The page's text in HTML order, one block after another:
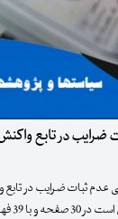
ضرایب در تابع
عدم ثبات ضرایب در
ارزی